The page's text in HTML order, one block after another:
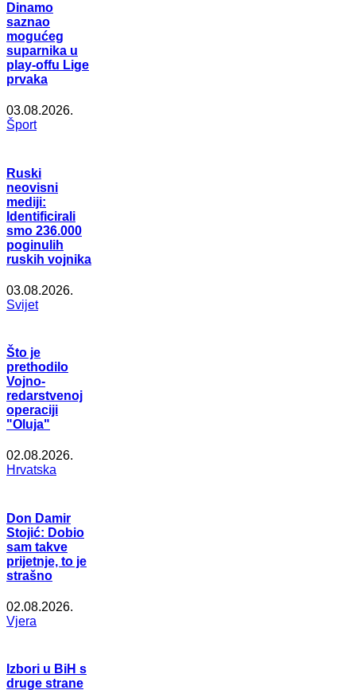
Dinamo
saznao
mogućeg
suparnika u
play-offu Lige
prvaka
03.08.2026.
Šport
Ruski
neovisni
mediji:
Identificirali
smo 236.000
poginulih
ruskih vojnika
03.08.2026.
Svijet
Što je
prethodilo
Vojno-
redarstvenoj
operaciji
"Oluja"
02.08.2026.
Hrvatska
Don Damir
Stojić: Dobio
sam takve
prijetnje, to je
strašno
02.08.2026.
Vjera
Izbori u BiH s
druge strane